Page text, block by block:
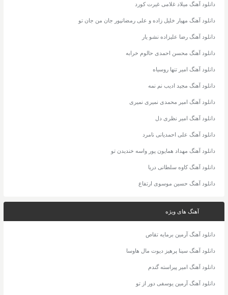
دانلود آهنگ میلاد غلامی غیرت کورد
دانلود آهنگ مهیار خلیل زاده و علی رمضانپور جان من جان تو
دانلود آهنگ رضا علیزاده نشو یار
دانلود آهنگ محسن احمدی حالوم خرابه
دانلود آهنگ امیر تنها روسیاه
دانلود آهنگ مجید ادیب نم نمه
دانلود آهنگ امیر محمدی نمیری نمیری
دانلود آهنگ امیر نظری دل
دانلود آهنگ علی احمدیانی نامرد
دانلود آهنگ مهداد همایون پور واسه خندیدن تو
دانلود آهنگ کاوه سلطانی دریا
دانلود آهنگ حسین موسوی ارتفاع
آهنگ های ویژه
دانلود آهنگ آرمین برمایه تقاص
دانلود آهنگ سینا پرهیز دیوت مال هاوسا
دانلود آهنگ امیر پیراسته گندم
دانلود آهنگ آرمین یوسفی دور از تو